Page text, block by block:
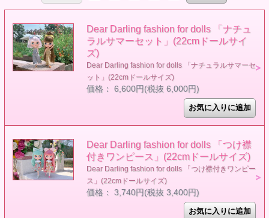
Dear Darling fashion for dolls 「ナチュ
ラルサマーセット」(22cmドールサイ
ズ)
Dear Darling fashion for dolls 「ナチュラルサマーセ
ット」(22cmドールサイズ)
価格： 6,600円(税抜 6,000円)
Dear Darling fashion for dolls 「つけ襟
付きワンピース」(22cmドールサイズ)
Dear Darling fashion for dolls 「つけ襟付きワンピー
ス」(22cmドールサイズ)
価格： 3,740円(税抜 3,400円)